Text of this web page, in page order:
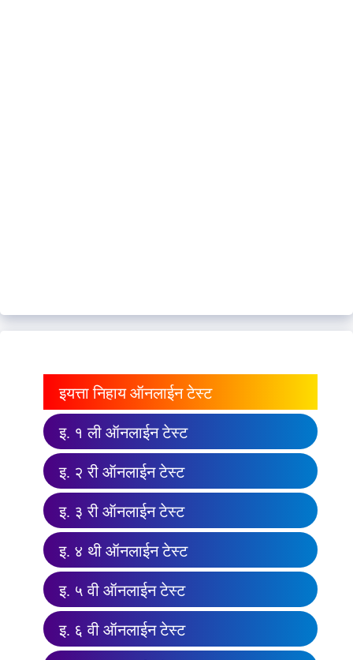
इयत्ता निहाय ऑनलाईन टेस्ट
इ. १ ली ऑनलाईन टेस्ट
इ. २ री ऑनलाईन टेस्ट
इ. ३ री ऑनलाईन टेस्ट
इ. ४ थी ऑनलाईन टेस्ट
इ. ५ वी ऑनलाईन टेस्ट
इ. ६ वी ऑनलाईन टेस्ट